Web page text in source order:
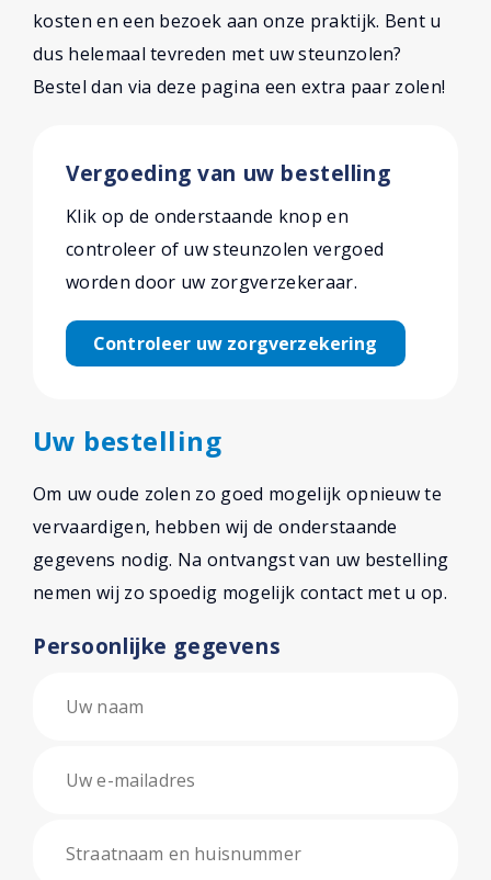
kosten en een bezoek aan onze praktijk. Bent u
dus helemaal tevreden met uw steunzolen?
Bestel dan via deze pagina een extra paar zolen!
Vergoeding van uw bestelling
Klik op de onderstaande knop en
controleer of uw steunzolen vergoed
worden door uw zorgverzekeraar.
Controleer uw zorgverzekering
Uw bestelling
Om uw oude zolen zo goed mogelijk opnieuw te
vervaardigen, hebben wij de onderstaande
gegevens nodig. Na ontvangst van uw bestelling
nemen wij zo spoedig mogelijk contact met u op.
Persoonlijke gegevens